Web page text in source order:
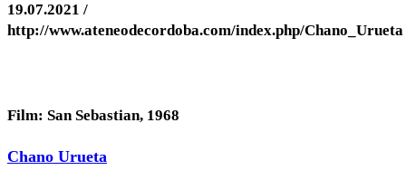
19.07.2021 /
http://www.ateneodecordoba.com/index.php/Chano_Urueta
Film: San Sebastian, 1968
Chano Urueta